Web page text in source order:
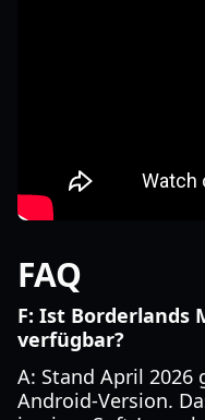
FAQ
F: Ist Borderlands
verfügbar?
A: Stand April
Android-Version.